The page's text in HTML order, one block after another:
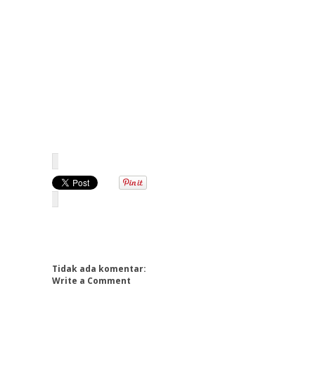
Tidak ada komentar:
Write a Comment